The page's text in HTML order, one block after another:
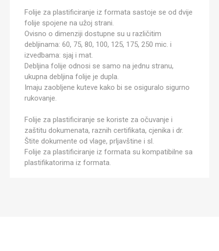
Folije za plastificiranje iz formata sastoje se od dvije
folije spojene na užoj strani.
Ovisno o dimenziji dostupne su u različitim
debljinama: 60, 75, 80, 100, 125, 175, 250 mic. i
izvedbama: sjaj i mat.
Debljina folije odnosi se samo na jednu stranu,
ukupna debljina folije je dupla.
Imaju zaobljene kuteve kako bi se osiguralo sigurno
rukovanje.
Folije za plastificiranje se koriste za očuvanje i
zaštitu dokumenata, raznih certifikata, cjenika i dr.
Štite dokumente od vlage, prljavštine i sl.
Folije za plastificiranje iz formata su kompatibilne sa
plastifikatorima iz formata.